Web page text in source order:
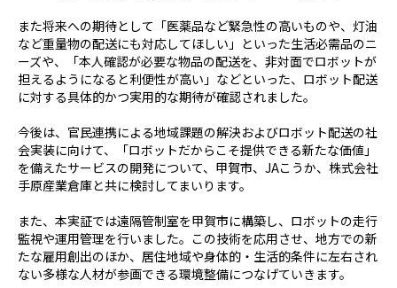
また将来への期待として「医薬品など緊急性の高いものや、灯油
など重量物の配送にも対応してほしい」といった生活必需品のニ
ーズや、「本人確認が必要な物品の配送を、非対面でロボットが
担えるようになると利便性が高い」などといった、ロボット配送
に対する具体的かつ実用的な期待が確認されました。
今後は、官民連携による地域課題の解決およびロボット配送の社
会実装に向けて、「ロボットだからこそ提供できる新たな価値」
を備えたサービスの開発について、甲賀市、 JAこうか、株式会社
手原産業倉庫と共に検討してまいります。
また、本実証では遠隔管制室を甲賀市に構築し、ロボットの走行
監視や運用管理を行いました。この技術を応用させ、地方での新
たな雇用創出のほか、居住地域や身体的・生活的条件に左右され
ない多様な人材が参画できる環境整備につなげていきます。